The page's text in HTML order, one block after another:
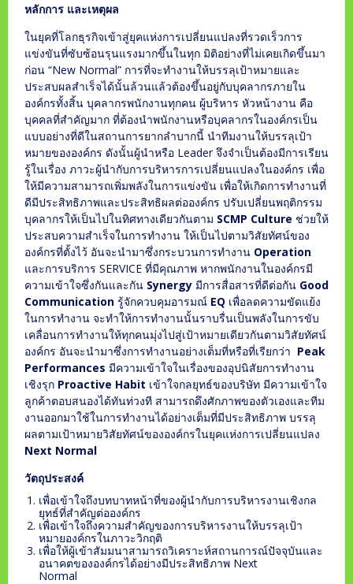
หลักการ และเหตุผล
ในยุคที่โลกธุรกิจเข้าสู่ยุคแห่งการเปลี่ยนแปลงที่รวดเร็วการ
แข่งขันที่ซับซ้อนรุนแรงมากขึ้นในทุก มิติอย่างที่ไม่เคยเกิดขึ้นมา
ก่อน “New Normal” การที่จะทำงานให้บรรลุเป้าหมายและ
ประสบผลสำเร็จได้นั้นล้วนแล้วต้องขึ้นอยู่กับบุคลากรภายใน
องค์กรทั้งสิ้น บุคลากรพนักงานทุกคน ผู้บริหาร หัวหน้างาน คือ
บุคคลที่สำคัญมาก ที่ต้องนำพนักงานหรือบุคลากรในองค์กรเป็น
แบบอย่างที่ดีในสถานการยากลำบากนี้ นำทีมงานให้บรรลุเป้า
หมายขององค์กร ดังนั้นผู้นำหรือ Leader จึงจำเป็นต้องมีการเรียน
รู้ในเรื่อง ภาวะผู้นำกับการบริหารการเปลี่ยนแปลงในองค์กร เพื่อ
ให้มีความสามารถเพิ่มพลังในการแข่งขัน เพื่อให้เกิดการทำงานที่
ดีมีประสิทธิภาพและประสิทธิผลต่อองค์กร ปรับเปลี่ยนพฤติกรรม
บุคลากรให้เป็นไปในทิศทางเดียวกันตาม SCMP Culture ช่วยให้
ประสบความสำเร็จในการทำงาน ให้เป็นไปตามวิสัยทัศน์ของ
องค์กรที่ตั้งไว้ อันจะนำมาซึ่งกระบวนการทำงาน Operation
และการบริการ SERVICE ที่มีคุณภาพ หากพนักงานในองค์กรมี
ความเข้าใจซึ่งกันและกัน Synergy มีการสื่อสารที่ดีต่อกัน Good
Communication รู้จักควบคุมอารมณ์ EQ เพื่อลดความขัดแย้ง
ในการทำงาน จะทำให้การทำงานนั้นราบรื่นเป็นพลังในการขับ
เคลื่อนการทำงานให้ทุกคนมุ่งไปสู่เป้าหมายเดียวกันตามวิสัยทัศน์
องค์กร อันจะนำมาซึ่งการทำงานอย่างเต็มที่หรือที่เรียกว่า Peak
Performances มีความเข้าใจในเรื่องของอุปนิสัยการทำงาน
เชิงรุก Proactive Habit เข้าใจกลยุทธ์ของบริษัท มีความเข้าใจ
ลูกค้าตอบสนองได้ทันท่วงที สามารถดึงศักภาพของตัวเองและทีม
งานออกมาใช้ในการทำงานได้อย่างเต็มที่มีประสิทธิภาพ บรรลุ
ผลตามเป้าหมายวิสัยทัศน์ขององค์กรในยุคแห่งการเปลี่ยนแปลง
Next Normal
วัตถุประสงค์
เพื่อเข้าใจถึงบทบาทหน้าที่ของผู้นำกับการบริหารงานเชิงกล
ยุทธ์ที่สำคัญต่อองค์กร
เพื่อเข้าใจถึงความสำคัญของการบริหารงานให้บรรลุเป้า
หมายองค์กรในภาวะวิกฤติ
เพื่อให้ผู้เข้าสัมมนาสามารถวิเคราะห์สถานการณ์ปัจจุบันและ
อนาคตขององค์กรได้อย่างมีประสิทธิภาพ Next
Normal